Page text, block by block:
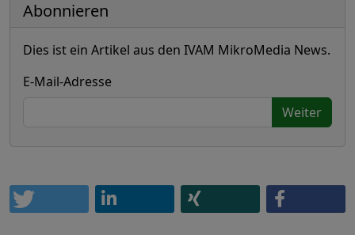
Abonnieren
Dies ist ein Artikel aus den IVAM MikroMedia News.
E-Mail-Adresse
Weiter